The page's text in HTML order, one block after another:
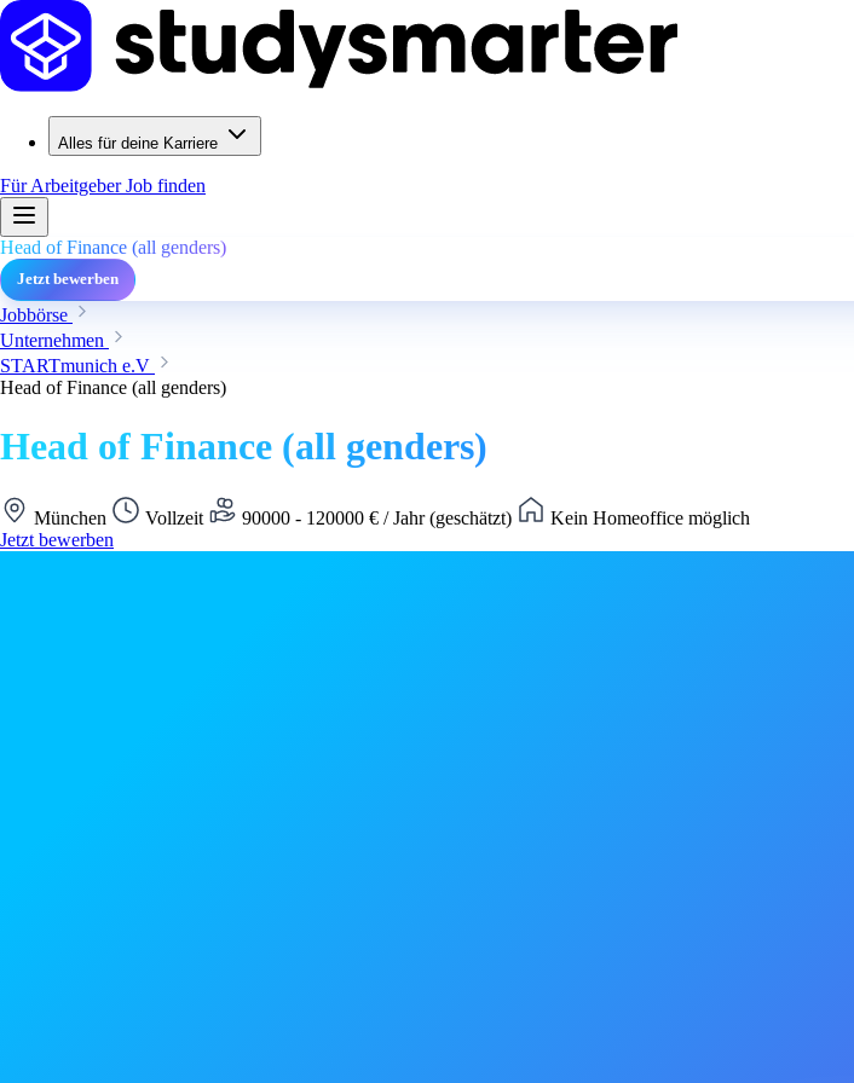
Alles für deine Karriere
Für ArbeitgeberJob finden
Head of Finance (all genders)
Jetzt bewerben
Jobbörse
Unternehmen
STARTmunich e.V
Head of Finance (all genders)
Head of Finance (all genders)
München Vollzeit 90000 - 120000 € / Jahr (geschätzt)
Kein Homeoffice möglich
Jetzt bewerben